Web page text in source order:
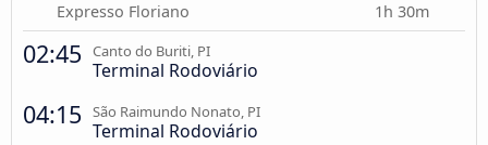
Expresso Floriano 1h 30m
02:45 Canto do Buriti, PI
Terminal Rodoviário
04:15 São Raimundo Nonato, PI
Terminal Rodoviário